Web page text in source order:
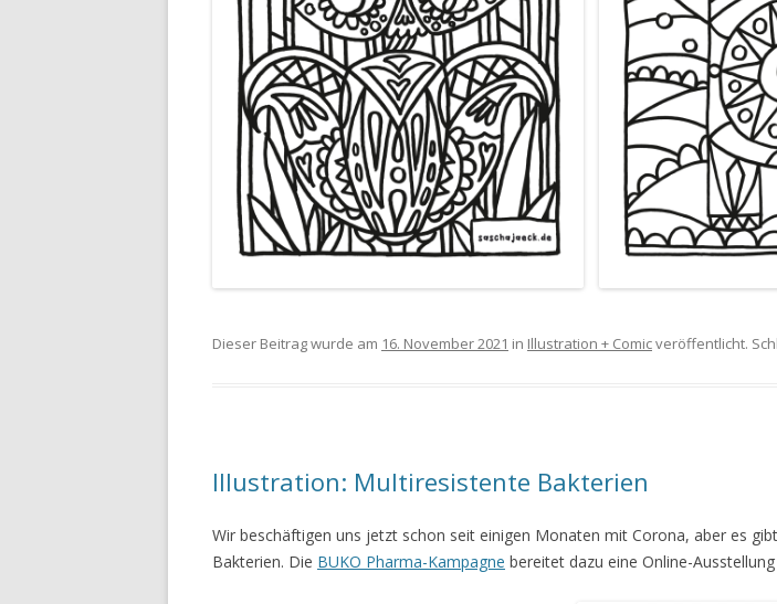
Dieser Beitrag wurde am 16. November 2021 in Illustration + Comicveröffentlicht.
Illustration: Multiresistente Bakterien
Wir beschäftigen uns jetzt schon seit einigen Monaten mit Corona, aber es
Bakterien. Die BUKO Pharma-Kampagne bereitet dazu eine Online-